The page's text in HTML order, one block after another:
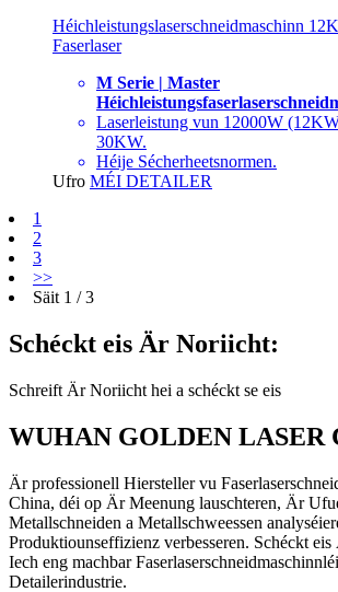
Héichleistungslaserschneidmaschinn
Faserlaser
M Serie | Master
Laserleistung vun 12000W
30KW.
Héije Sécherheetsnormen.
Ufro MÉI DETAILER
1
2
3
>>
Säit 1 / 3
Schéckt eis Är Noriicht:
Schreift Är Noriicht hei a schéckt se eis
WUHAN GOLDEN LASER
Är professionell Hiersteller vu
China, déi op Är Meenung lauschteren, Är
Metallschneiden a Metallschweessen
Produktiounseffizienz verbesseren. Schéckt
Iech eng machbar
Detailerindustrie.